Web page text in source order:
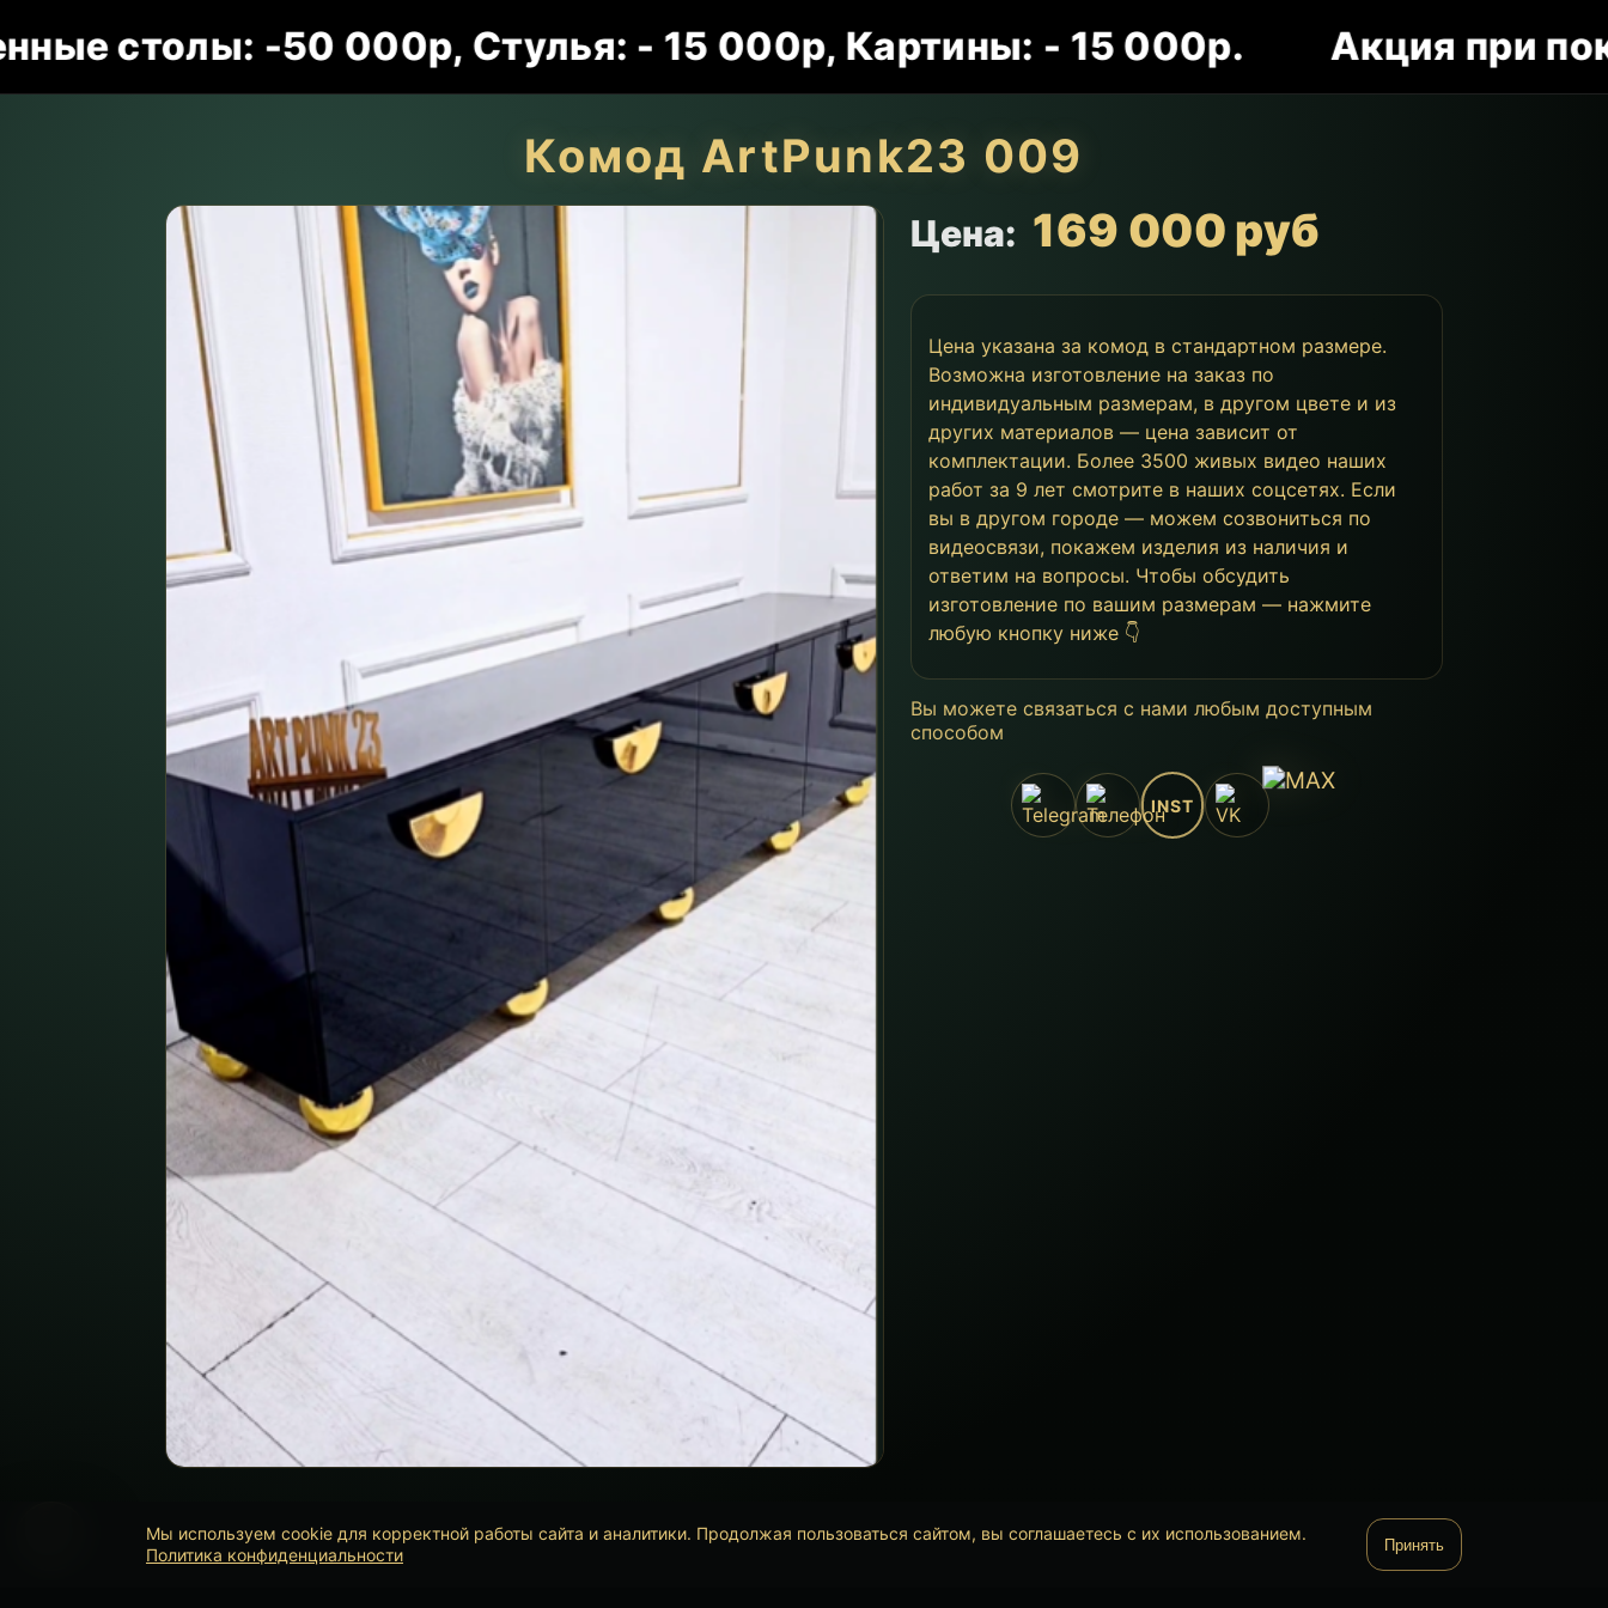
-50 000р, Стулья: - 15 000р, Картины: - 15 000р. Акция при
Комод ArtPunk23 009
Цена: 169 000 руб
Цена указана за комод в стандартном размере.
Возможна изготовление на заказ по
индивидуальным размерам, в другом цвете и из
других материалов — цена зависит от
комплектации. Более 3500 живых видео наших
работ за 9 лет смотрите в наших соцсетях. Если
вы в другом городе — можем созвониться по
видеосвязи, покажем изделия из наличия и
ответим на вопросы. Чтобы обсудить
изготовление по вашим размерам — нажмите
любую кнопку ниже 👇
Вы можете связаться с нами любым доступным
способом
Мы используем cookie для корректной работы сайта и аналитики. Продолжая пользоваться сайтом, вы соглашаетесь с их использованием.
Политика конфиденциальности
Принять